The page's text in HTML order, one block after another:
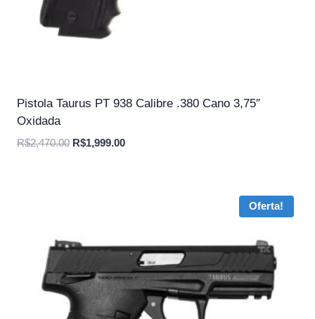
Pistola Taurus PT 938 Calibre .380 Cano 3,75″
Oxidada
R$2,470.00 O
R$1,999.00O
Oferta!